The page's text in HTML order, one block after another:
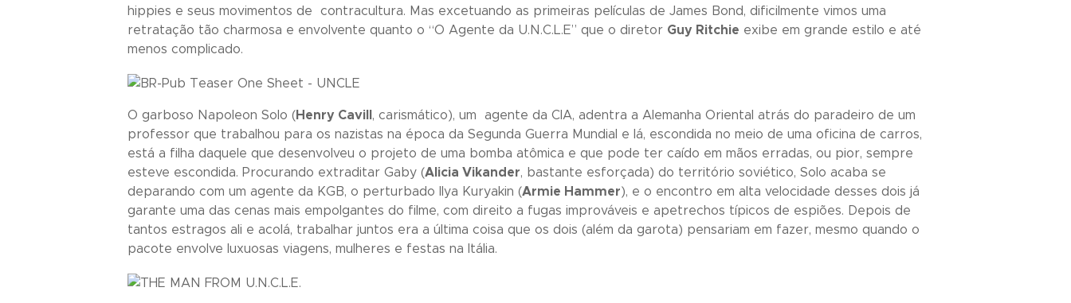
hippies e seus movimentos de contracultura. Mas excetuando as primeiras películas de James Bond, dificilmente vimos uma
retratação tão charmosa e envolvente quanto o “O Agente da U.N.C.L.E” que o diretor Guy Ritchie exibe em grande estilo e até
menos complicado.
O garboso Napoleon Solo (Henry Cavill , carismático), um agente da CIA, adentra a Alemanha Oriental atrás do paradeiro de um
professor que trabalhou para os nazistas na época da Segunda Guerra Mundial e lá, escondida no meio de uma oficina de carros,
está a filha daquele que desenvolveu o projeto de uma bomba atômica e que pode ter caído em mãos erradas, ou pior, sempre
esteve escondida. Procurando extraditar Gaby (Alicia Vikander, bastante esforçada) do território soviético, Solo acaba se
deparando com um agente da KGB, o perturbado Ilya Kuryakin (Armie Hammer), e o encontro em alta velocidade desses dois já
garante uma das cenas mais empolgantes do filme, com direito a fugas improváveis e apetrechos típicos de espiões. Depois de
tantos estragos ali e acolá, trabalhar juntos era a última coisa que os dois (além da garota) pensariam em fazer, mesmo quando o
pacote envolve luxuosas viagens, mulheres e festas na Itália.